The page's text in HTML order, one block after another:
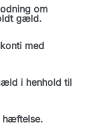
om
gæld.
med
i henhold til
hæftelse.